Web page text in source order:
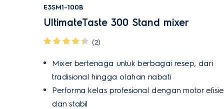
E3SM1-100B
UltimateTaste 300 Stand mixer
(2)
Mixer bertenaga untuk berbagai resep, dari
tradisional hingga olahan nabati
Performa kelas profesional dengan motor
dan stabil